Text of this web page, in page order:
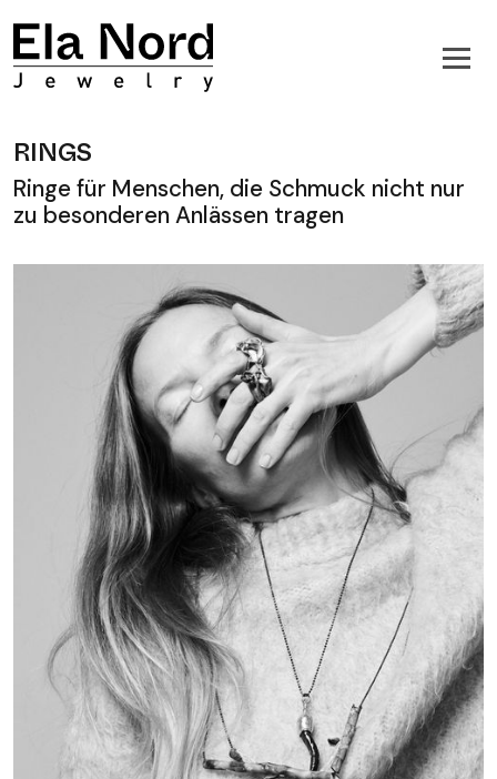
RINGS
Ringe für Menschen, die Schmuck nicht nur
zu besonderen Anlässen tragen